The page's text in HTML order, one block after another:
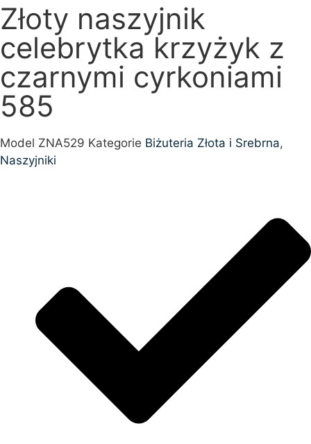
Złoty naszyjnik
celebrytka krzyżyk z
czarnymi cyrkoniami
585
Model ZNA529 Kategorie Biżuteria Złota i Srebrna,
Naszyjniki